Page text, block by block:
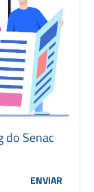
do Senac